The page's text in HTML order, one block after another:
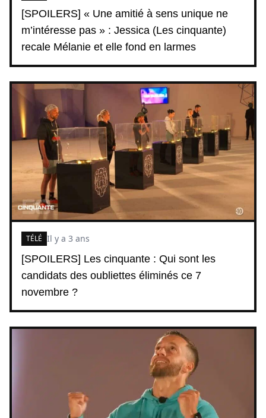
[SPOILERS] « Une amitié à sens unique ne
m’intéresse pas » : Jessica (Les cinquante)
recale Mélanie et elle fond en larmes
[SPOILERS] Les cinquante : Qui sont les
candidats des oubliettes éliminés ce 7
novembre ?
TÉLÉ Il y a 3 ans